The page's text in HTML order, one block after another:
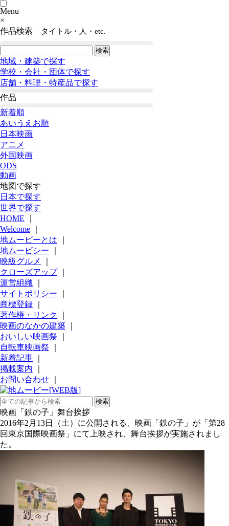
Menu
×
作品検索
タイトル・人・etc.
地域・建築で探す
学校・会社・団体で探す
店舗・料理・特産品で探す
作品
新着順
あいうえお順
日本映画
アニメ
外国映画
ODS
動画
地図で探す
日本で探す
世界で探す
HOME
Welcome
地ムービーとは
地ムービシー
映級グルメ
クローズアップ｜
運営組織
サイトポリシー
商標登録
著作権・リンク
映画のなかの建築
おいしい映画祭
自転車映画祭
新着記事
掲載案内
お問い合わせ
映画「鉄の子」舞台挨拶
2016年2月13日（土）に公開される、映画「鉄の子」が「第28
回東京国際映画祭」にて上映され、舞台挨拶が実施されまし
た。